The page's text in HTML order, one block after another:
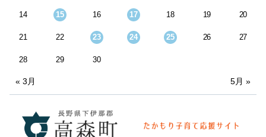
14 15 16 17 18 19 20
21 22 23 24 25 26 27
28 29 30
« 3月 5月 »